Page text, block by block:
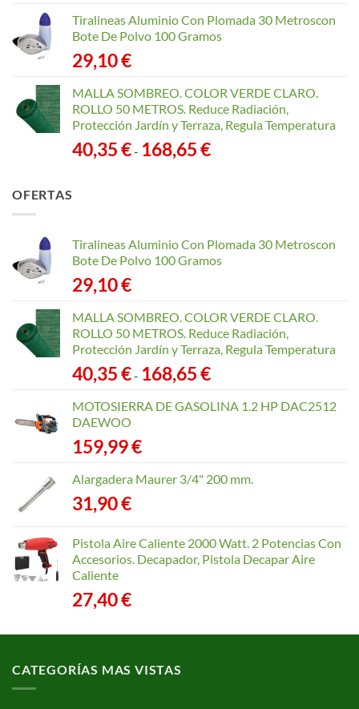
Tiralineas Aluminio Con Plomada 30 Metroscon
Bote De Polvo 100 Gramos
29,10€
MALLA SOMBREO. COLOR VERDE CLARO.
ROLLO 50 METROS. Reduce Radiación,
Protección Jardín y Terraza, Regula Temperatura
40,35€- 168,65€Rango
168,65 €
OFERTAS
Tiralineas Aluminio Con Plomada 30 Metroscon
Bote De Polvo 100 Gramos
29,10€
MALLA SOMBREO. COLOR VERDE CLARO.
ROLLO 50 METROS. Reduce Radiación,
Protección Jardín y Terraza, Regula Temperatura
40,35€- 168,65€Rango
precios:
MOTOSIERRA DE GASOLINA 1.2 HP DAC2512
DAEWOO
159,99€
Alargadera Maurer 3/4" 200 mm.
31,90€
Pistola Aire Caliente 2000 Watt. 2 Potencias Con
Accesorios. Decapador, Pistola Decapar Aire
Caliente
27,40€
CATEGORÍAS MAS VISTAS